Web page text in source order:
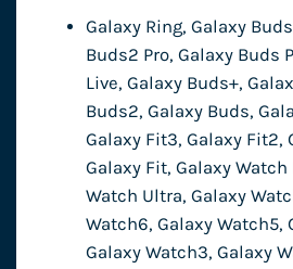
Galaxy Ring, Galaxy
Buds2 Pro, Galaxy Buds
Live, Galaxy Buds+,
Buds2, Galaxy Buds,
Galaxy Fit3, Galaxy Fit2,
Galaxy Fit, Galaxy Watch
Watch Ultra, Galaxy
Watch6, Galaxy Watch5,
Galaxy Watch3, Galaxy